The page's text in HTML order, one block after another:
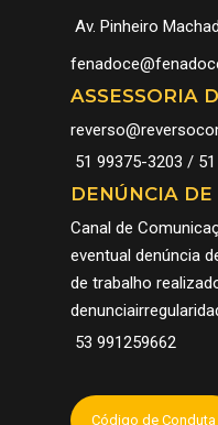
Av. Pinheiro
ASSESSORIA
51 99375-3203 /
DENÚNCIA
Canal de
eventual denúncia
de trabalho
53 991259662
Código de Conduta